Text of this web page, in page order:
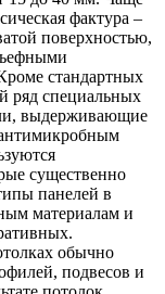
фактура –
поверхностью,
стандартных
ряд специальных
выдерживающие
существенно
панелей в
материалам и
обычно
подвесов и